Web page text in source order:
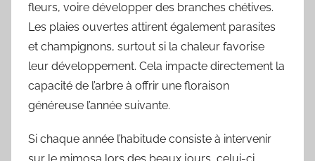
fleurs, voire développer des branches chétives.
Les plaies ouvertes attirent également parasites
et champignons, surtout si la chaleur favorise
leur développement. Cela impacte directement la
capacité de l’arbre à offrir une floraison
généreuse l’année suivante.
Si chaque année l’habitude consiste à intervenir